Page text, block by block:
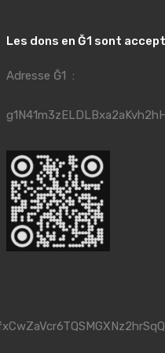
Les dons en Ğ1 sont
Adresse Ğ1 :